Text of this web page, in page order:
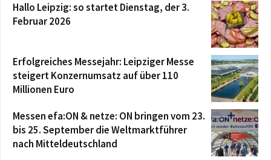
Hallo Leipzig: so startet Dienstag, der 3.
Februar 2026
Erfolgreiches Messejahr: Leipziger Messe
steigert Konzernumsatz auf über 110
Millionen Euro
Messen efa:ON & netze: ON bringen vom 23.
bis 25. September die Weltmarktführer
nach Mitteldeutschland